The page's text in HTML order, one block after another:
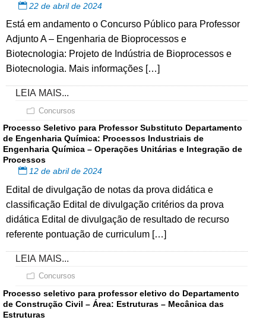
22 de abril de 2024
Está em andamento o Concurso Público para Professor
Adjunto A – Engenharia de Bioprocessos e
Biotecnologia: Projeto de Indústria de Bioprocessos e
Biotecnologia. Mais informações […]
LEIA MAIS...
Concursos
Processo Seletivo para Professor Substituto Departamento
de Engenharia Química: Processos Industriais de
Engenharia Química – Operações Unitárias e Integração de
Processos
12 de abril de 2024
Edital de divulgação de notas da prova didática e
classificação Edital de divulgação critérios da prova
didática Edital de divulgação de resultado de recurso
referente pontuação de curriculum […]
LEIA MAIS...
Concursos
Processo seletivo para professor eletivo do Departamento
de Construção Civil – Área: Estruturas – Mecânica das
Estruturas